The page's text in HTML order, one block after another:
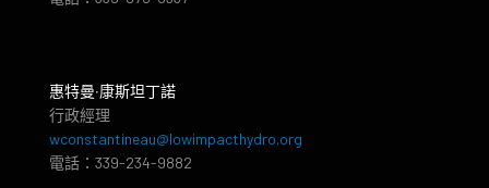
惠特曼‧康斯坦丁諾
行政經理
wconstantineau@lowimpacthydro.org
電話：339-234-9882